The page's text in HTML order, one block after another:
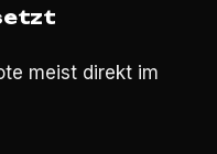
meist direkt im